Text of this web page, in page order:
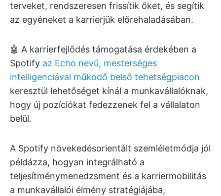
terveket, rendszeresen frissítik őket, és segítik
az egyéneket a karrierjük előrehaladásában.
🤖 A karrierfejlődés támogatása érdekében a
Spotify az Echo nevű, mesterséges
intelligenciával működő belső tehetségpiacon
keresztül lehetőséget kínál a munkavállalóknak,
hogy új pozíciókat fedezzenek fel a vállalaton
belül.
A Spotify növekedésorientált szemléletmódja jól
példázza, hogyan integrálható a
teljesítménymenedzsment és a karriermobilitás
a munkavállalói élmény stratégiájába,